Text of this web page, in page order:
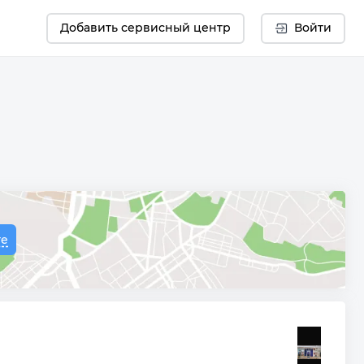
Добавить сервисный центр Войти